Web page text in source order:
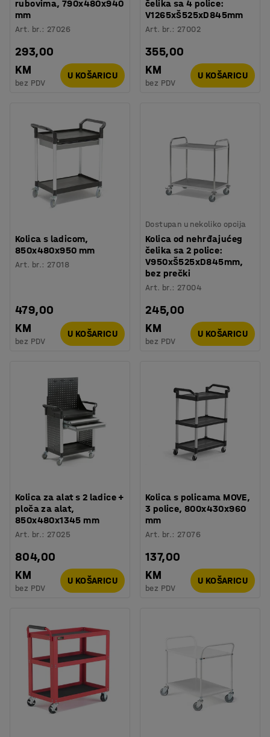
rubovima, 790x480x940
mm
Art. br.: 27026
293,00
KM
bez PDV
U KOŠARICU
čelika sa 4 police:
V1265xŠ525xD845mm
Art. br.: 27002
355,00
KM
bez PDV
U KOŠARICU
Kolica s ladicom,
850x480x950 mm
Art. br.: 27018
479,00
KM
bez PDV
U KOŠARICU
Dostupan u nekoliko opcija
Kolica od nehrđajućeg
čelika sa 2 police:
V950xŠ525xD845mm,
bez prečki
Art. br.: 27004
245,00
KM
bez PDV
U KOŠARICU
Kolica za alat s 2 ladice +
ploča za alat,
850x480x1345 mm
Art. br.: 27025
804,00
KM
bez PDV
U KOŠARICU
Kolica s policama MOVE,
3 police, 800x430x960
mm
Art. br.: 27076
137,00
KM
bez PDV
U KOŠARICU